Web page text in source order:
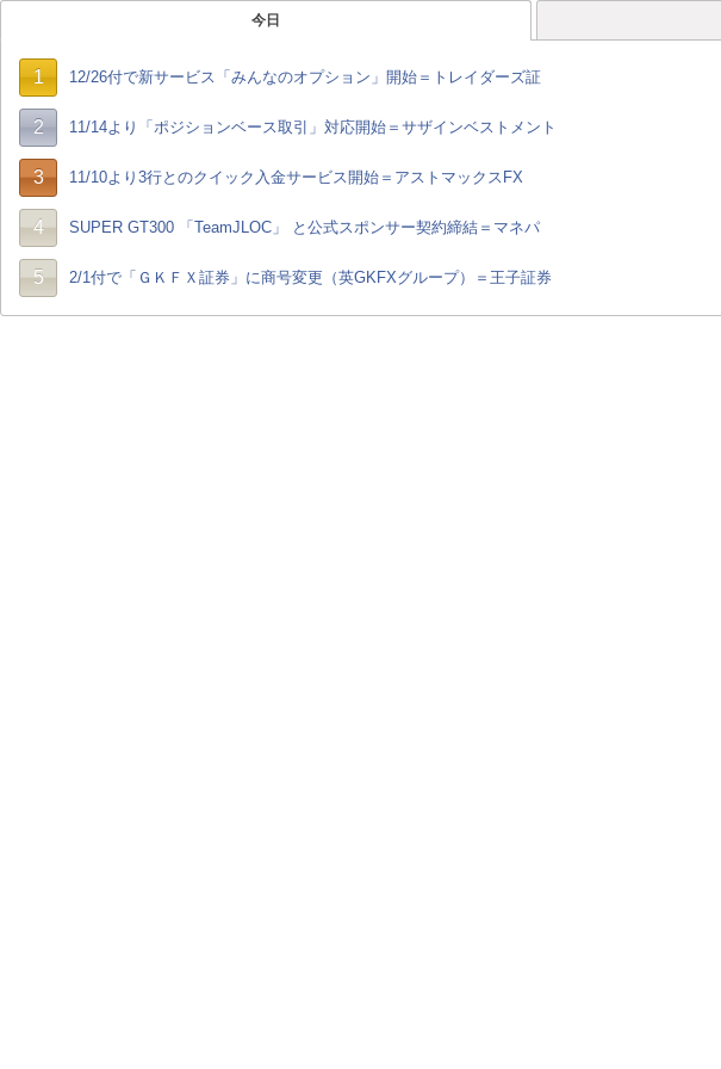
今日
1 12/26付で新サービス「みんなのオプション」開始＝トレイダーズ証
2 11/14より「ポジションベース取引」対応開始＝サザインベストメント
3 11/10より3行とのクイック入金サービス開始＝アストマックスFX
4 SUPER GT300 「TeamJLOC」 と公式スポンサー契約締結＝マネパ
5 2/1付で「ＧＫＦＸ証券」に商号変更（英GKFXグループ）＝王子証券